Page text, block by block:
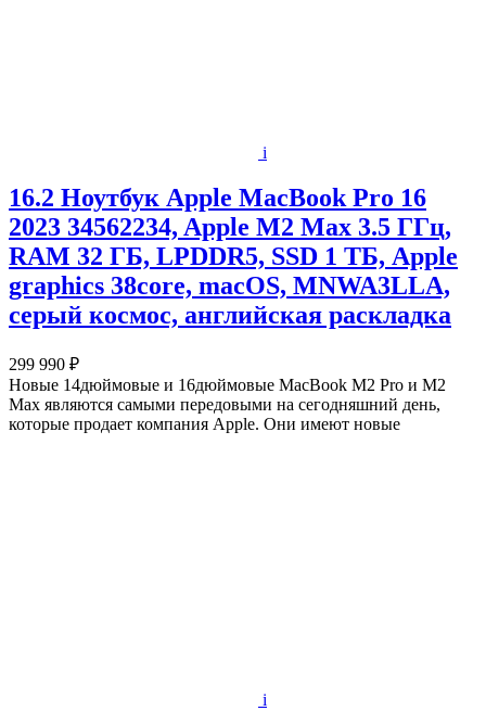
i
16.2 Ноутбук Apple MacBook Pro 16
2023 34562234, Apple M2 Max 3.5 ГГц,
RAM 32 ГБ, LPDDR5, SSD 1 ТБ, Apple
graphics 38core, macOS, MNWA3LLA,
серый космос, английская раскладка
299 990 ₽
Новые 14дюймовые и 16дюймовые MacBook M2 Pro и M2
Max являются самыми передовыми на сегодняшний день,
которые продает компания Apple. Они имеют новые
i